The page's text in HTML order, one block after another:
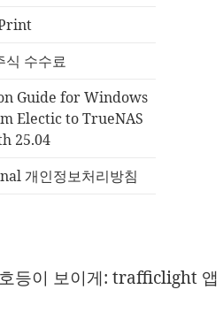
식 수수료
Guide for Windows
Electic to TrueNAS
25.04
개인정보처리방침
등이 보이게: trafficlight 앱